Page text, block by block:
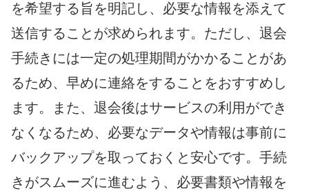
を希望する旨を明記し、必要な情報を添えて
送信することが求められます。ただし、退会
手続きには一定の処理期間がかかることがあ
るため、早めに連絡をすることをおすすめし
ます。また、退会後はサービスの利用ができ
なくなるため、必要なデータや情報は事前に
バックアップを取っておくと安心です。手続
きがスムーズに進むよう、必要書類や情報を